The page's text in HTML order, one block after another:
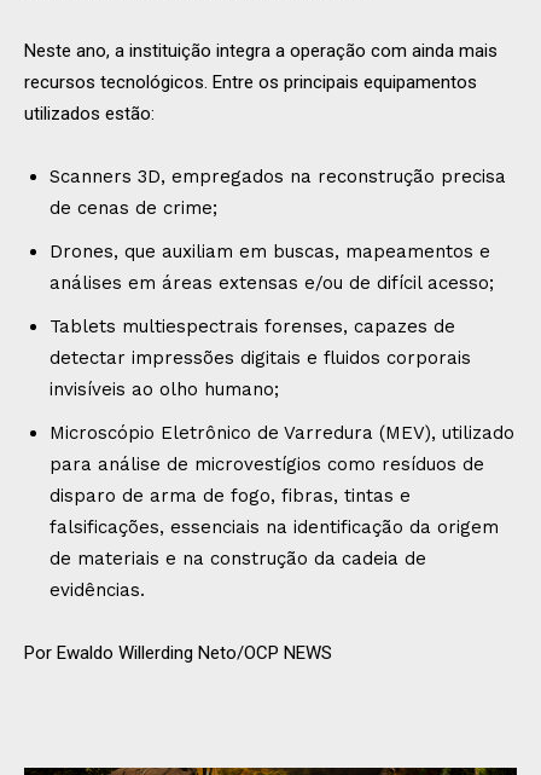
Neste ano, a instituição integra a operação com ainda mais
recursos tecnológicos. Entre os principais equipamentos
utilizados estão:
Scanners 3D, empregados na reconstrução precisa
de cenas de crime;
Drones, que auxiliam em buscas, mapeamentos e
análises em áreas extensas e/ou de difícil acesso;
Tablets multiespectrais forenses, capazes de
detectar impressões digitais e fluidos corporais
invisíveis ao olho humano;
Microscópio Eletrônico de Varredura (MEV), utilizado
para análise de microvestígios como resíduos de
disparo de arma de fogo, fibras, tintas e
falsificações, essenciais na identificação da origem
de materiais e na construção da cadeia de
evidências.
Por Ewaldo Willerding Neto/OCP NEWS